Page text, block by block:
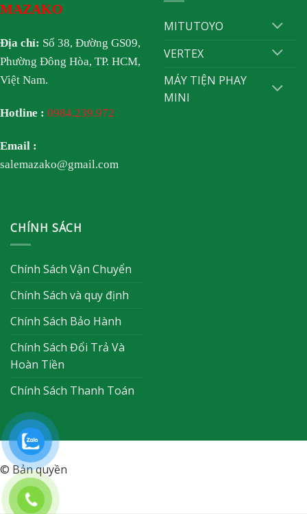
MAZAKO
Địa chỉ: Số 38, Đường GS09,
Phường Đông Hòa, TP. HCM,
Việt Nam.
Hotline : 0984.239.972
Email :
salemazako@gmail.com
MITUTOYO
VERTEX
MÁY TIỆN PHAY
MINI
CHÍNH SÁCH
Chính Sách Vận Chuyển
Chính Sách và quy định
Chính Sách Bảo Hành
Chính Sách Đổi Trả Và
Hoàn Tiền
Chính Sách Thanh Toán
© Bản quyền